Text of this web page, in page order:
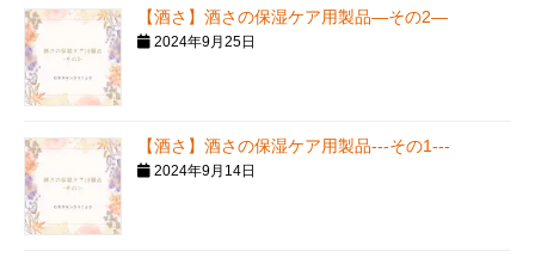
【酒さ】酒さの保湿ケア用製品—その2—
2024年9月25日
【酒さ】酒さの保湿ケア用製品---その1---
2024年9月14日